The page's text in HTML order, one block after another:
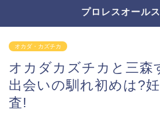
プロレスオール
オカダ・カズチカ
オカダカズチカと三森
出会いの馴れ初めは?
査!